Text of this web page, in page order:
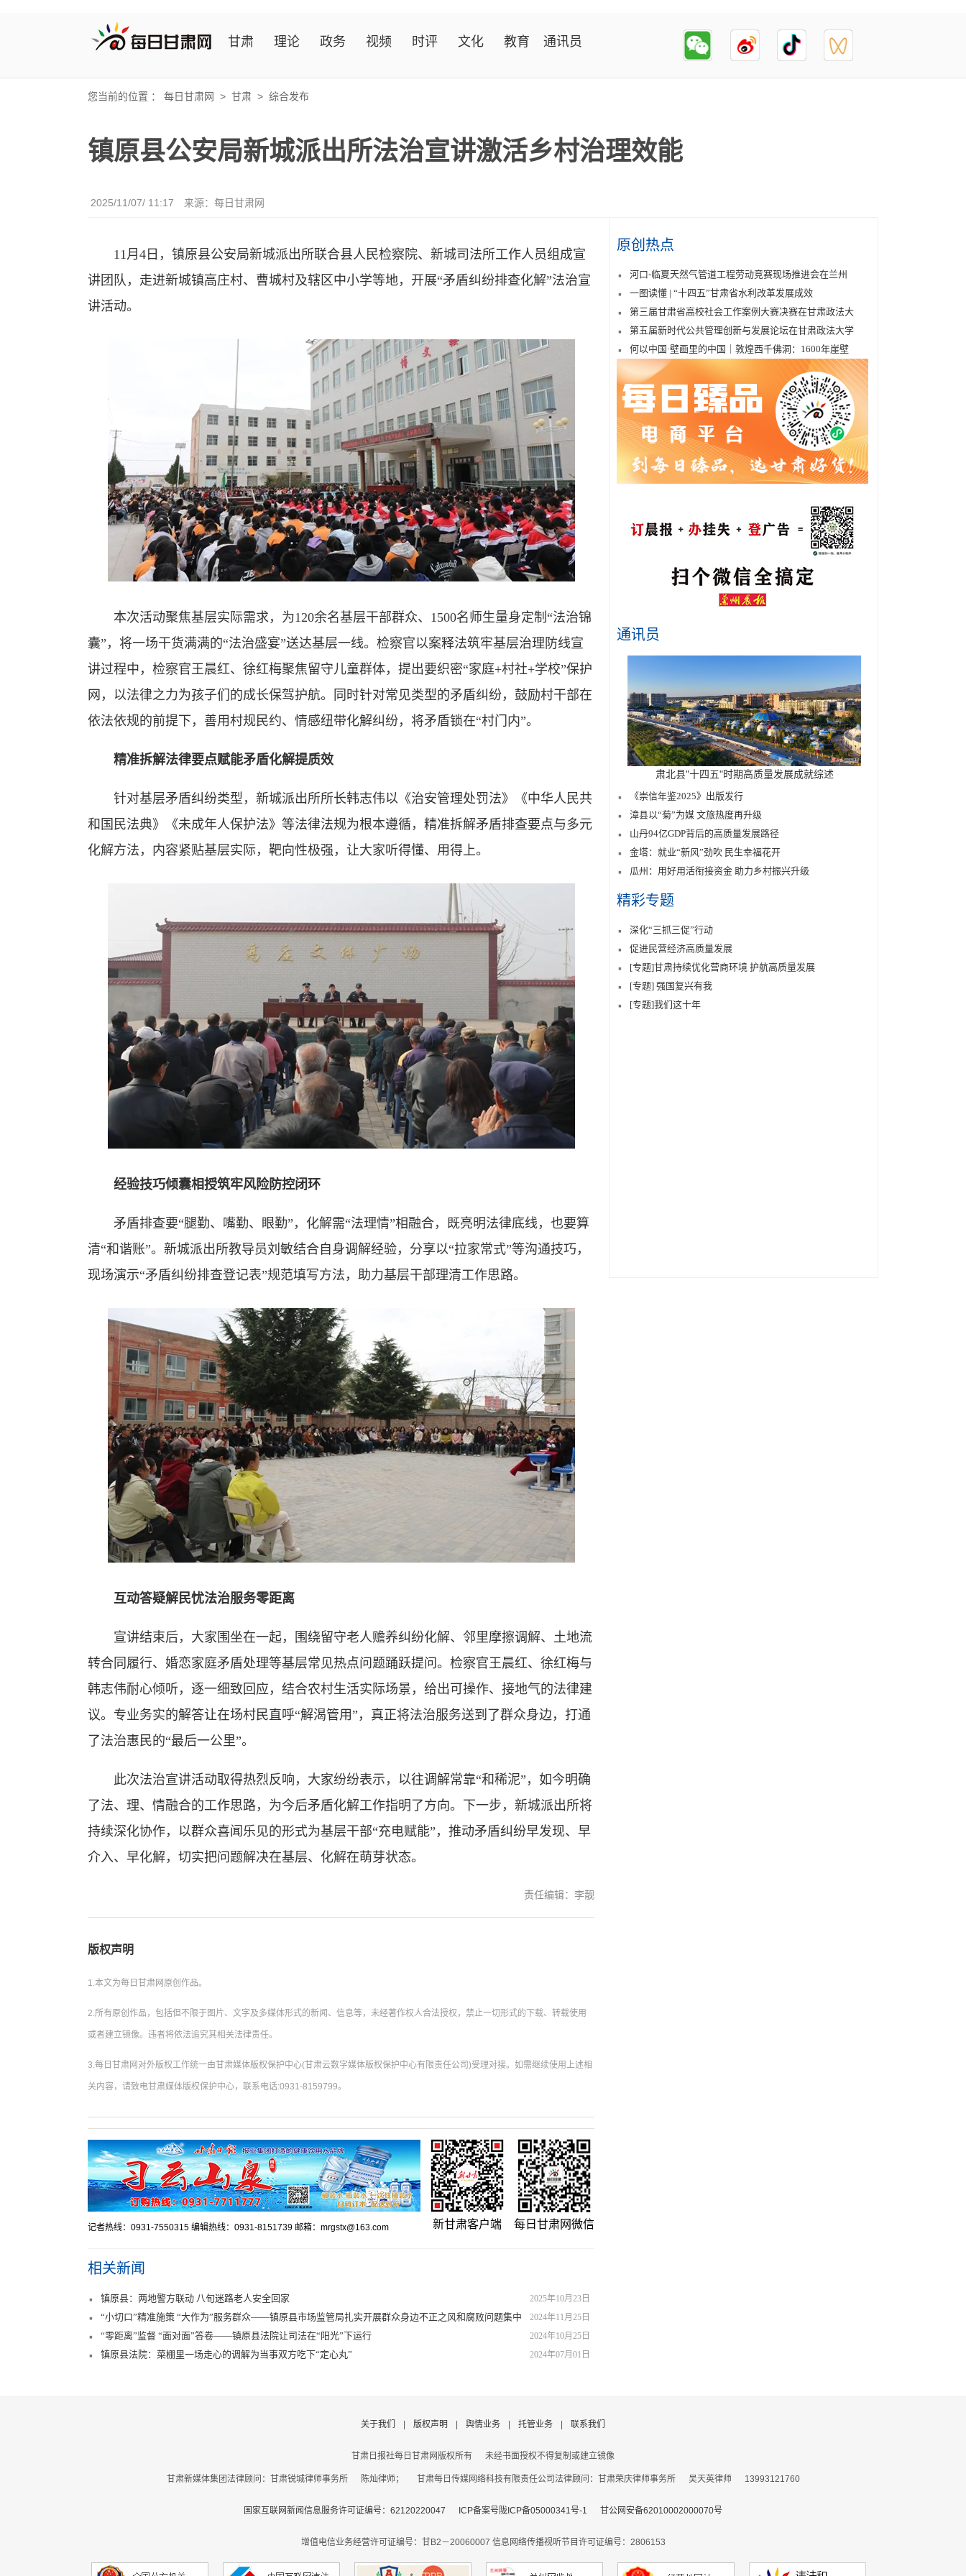
甘肃 理论 政务 视频 时评 文化 教育 通讯员
您当前的位置 ： 每日甘肃网 > 甘肃 > 综合发布
镇原县公安局新城派出所法治宣讲激活乡村治理效能
2025/11/07/ 11:17 来源： 每日甘肃网
11月4日，镇原县公安局新城派出所联合县人民检察院、新城司法所工作人员组成宣
讲团队，走进新城镇高庄村、曹城村及辖区中小学等地，开展“矛盾纠纷排查化解”法治宣
讲活动。
本次活动聚焦基层实际需求，为120余名基层干部群众、1500名师生量身定制“法治锦
囊”，将一场干货满满的“法治盛宴”送达基层一线。检察官以案释法筑牢基层治理防线宣
讲过程中，检察官王晨红、徐红梅聚焦留守儿童群体，提出要织密“家庭+村社+学校”保护
网，以法律之力为孩子们的成长保驾护航。同时针对常见类型的矛盾纠纷，鼓励村干部在
依法依规的前提下，善用村规民约、情感纽带化解纠纷，将矛盾锁在“村门内”。
精准拆解法律要点赋能矛盾化解提质效
针对基层矛盾纠纷类型，新城派出所所长韩志伟以《治安管理处罚法》《中华人民共
和国民法典》《未成年人保护法》等法律法规为根本遵循，精准拆解矛盾排查要点与多元
化解方法，内容紧贴基层实际，靶向性极强，让大家听得懂、用得上。
经验技巧倾囊相授筑牢风险防控闭环
矛盾排查要“腿勤、嘴勤、眼勤”，化解需“法理情”相融合，既亮明法律底线，也要算
清“和谐账”。新城派出所教导员刘敏结合自身调解经验，分享以“拉家常式”等沟通技巧，
现场演示“矛盾纠纷排查登记表”规范填写方法，助力基层干部理清工作思路。
互动答疑解民忧法治服务零距离
宣讲结束后，大家围坐在一起，围绕留守老人赡养纠纷化解、邻里摩擦调解、土地流
转合同履行、婚恋家庭矛盾处理等基层常见热点问题踊跃提问。检察官王晨红、徐红梅与
韩志伟耐心倾听，逐一细致回应，结合农村生活实际场景，给出可操作、接地气的法律建
议。专业务实的解答让在场村民直呼“解渴管用”，真正将法治服务送到了群众身边，打通
了法治惠民的“最后一公里”。
此次法治宣讲活动取得热烈反响，大家纷纷表示，以往调解常靠“和稀泥”，如今明确
了法、理、情融合的工作思路，为今后矛盾化解工作指明了方向。下一步，新城派出所将
持续深化协作，以群众喜闻乐见的形式为基层干部“充电赋能”，推动矛盾纠纷早发现、早
介入、早化解，切实把问题解决在基层、化解在萌芽状态。
责任编辑：李靓
版权声明
1.本文为每日甘肃网原创作品。
2.所有原创作品，包括但不限于图片、文字及多媒体形式的新闻、信息等，未经著作权人合法授权，禁止一切形式的下载、转载使用
或者建立镜像。违者将依法追究其相关法律责任。
3.每日甘肃网对外版权工作统一由甘肃媒体版权保护中心(甘肃云数字媒体版权保护中心有限责任公司)受理对接。如需继续使用上述相
关内容，请致电甘肃媒体版权保护中心，联系电话:0931-8159799。
记者热线：0931-7550315 编辑热线：0931-8151739 邮箱：mrgstx@163.com 新甘肃客户端 每日甘肃网微信
相关新闻
2025年10月23日
镇原县：两地警方联动 八旬迷路老人安全回家
2024年11月25日
“小切口”精准施策 “大作为”服务群众——镇原县市场监管局扎实开展群众身边不正之风和腐败问题集中
整治
2024年10月25日
“零距离”监督 “面对面”答卷——镇原县法院让司法在“阳光”下运行
2024年07月01日
镇原县法院：菜棚里一场走心的调解为当事双方吃下“定心丸”
原创热点
河口-临夏天然气管道工程劳动竞赛现场推进会在兰州
一图读懂 | “十四五”甘肃省水利改革发展成效
第三届甘肃省高校社会工作案例大赛决赛在甘肃政法大
第五届新时代公共管理创新与发展论坛在甘肃政法大学
何以中国·壁画里的中国｜敦煌西千佛洞：1600年崖壁
通讯员
肃北县"十四五"时期高质量发展成就综述
《崇信年鉴2025》出版发行
漳县以“菊”为媒 文旅热度再升级
山丹94亿GDP背后的高质量发展路径
金塔：就业“新风”劲吹 民生幸福花开
瓜州：用好用活衔接资金 助力乡村振兴升级
精彩专题
深化“三抓三促”行动
促进民营经济高质量发展
[专题]甘肃持续优化营商环境 护航高质量发展
[专题] 强国复兴有我
[专题]我们这十年
关于我们 版权声明 舆情业务 托管业务 联系我们
甘肃日报社每日甘肃网版权所有 未经书面授权不得复制或建立镜像
甘肃新媒体集团法律顾问：甘肃锐城律师事务所 陈灿律师； 甘肃每日传媒网络科技有限责任公司法律顾问：甘肃荣庆律师事务所 吴天英律师 13993121760
国家互联网新闻信息服务许可证编号：62120220047 ICP备案号陇ICP备05000341号-1 甘公网安备62010002000070号
增值电信业务经营许可证编号：甘B2－20060007 信息网络传播视听节目许可证编号：2806153